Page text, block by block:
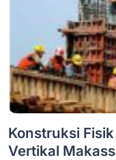
Konstruksi
Vertikal